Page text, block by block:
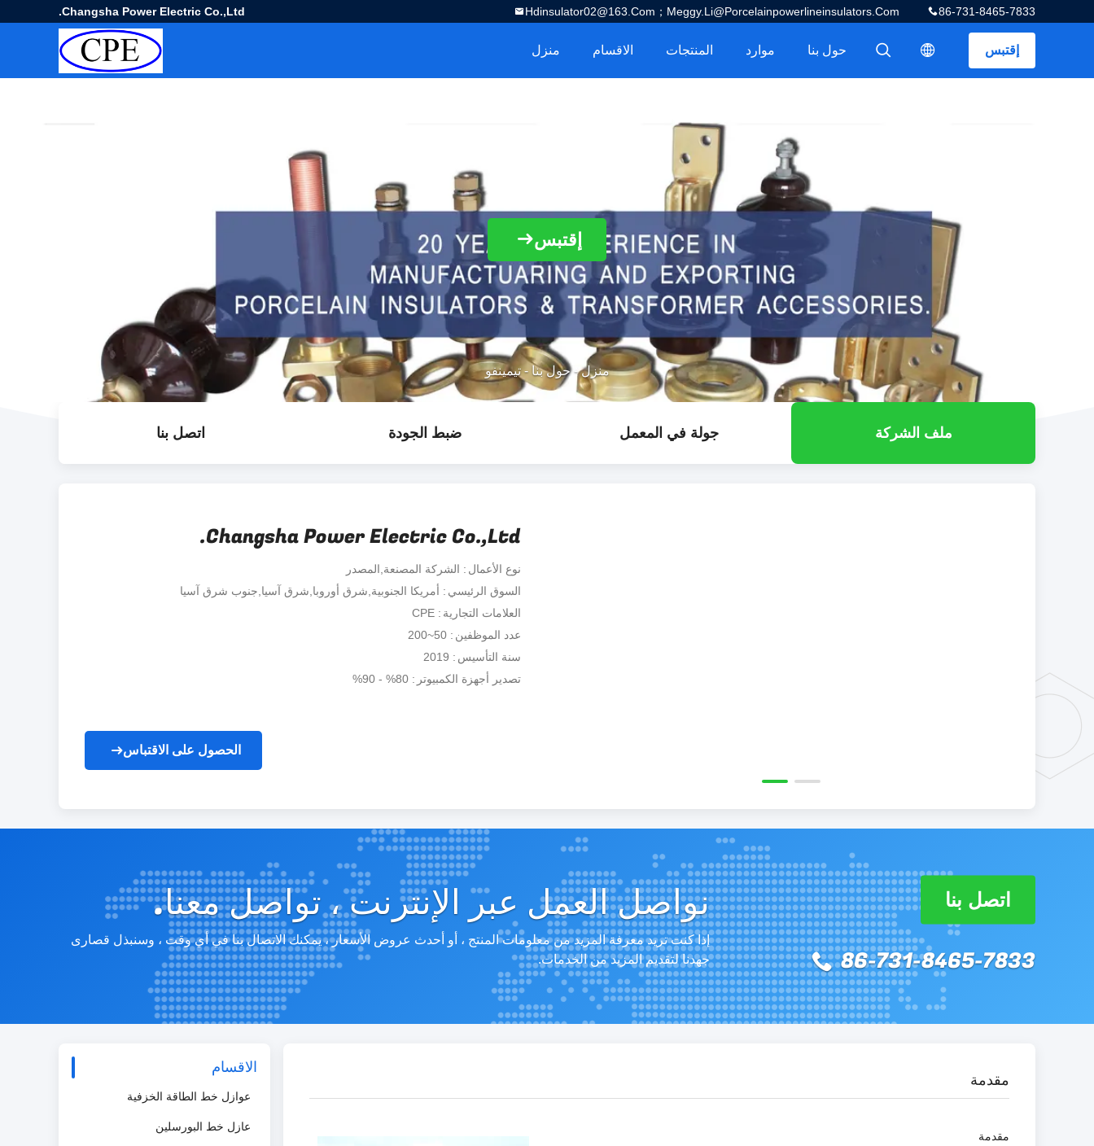
Changsha Power Electric Co.,Ltd. 86-731-8465-7833
Hdinsulator02@163.com；Meggy.Li@porcelainpowerlineinsulators.com
إقتبس منزل الاقسام المنتجات موارد حول بنا
إقتبس
منزل-حول بنا -تيمينفو
ملف الشركة جولة في المعمل ضبط الجودة اتصل بنا
Changsha Power Electric Co.,Ltd.
نوع الأعمال
الشركة المصنعة,المصدر
السوق الرئيسي
أمريكا الجنوبية,شرق أوروبا,شرق آسيا,جنوب شرق آسيا
العلامات التجارية
CPE
عدد الموظفين
50~200
سنة التأسيس
2019
تصدير أجهزة الكمبيوتر
80% - 90%
الحصول على الاقتباس
نواصل العمل عبر الإنترنت ، تواصل معنا.
إذا كنت تريد معرفة المزيد من معلومات المنتج ، أو أحدث عروض الأسعار ، يمكنك الاتصال بنا في أي وقت ، وسنبذل قصارى
جهدنا لتقديم المزيد من الخدمات.
اتصل بنا
86-731-8465-7833
الاقسام
عوازل خط الطاقة الخزفية
عازل خط البورسلين
مقدمة
مقدمة